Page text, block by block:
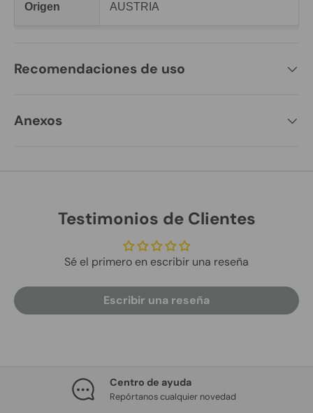
Origen AUSTRIA
Recomendaciones de uso
Anexos
Testimonios de Clientes
Sé el primero en escribir una reseña
Escribir una reseña
Centro de ayuda
Repórtanos cualquier novedad